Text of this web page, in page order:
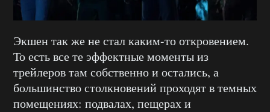
Экшен так же не стал каким-то откровением.
То есть все те эффектные моменты из
трейлеров там собственно и остались, а
большинство столкновений проходят в темных
помещениях: подвалах, пещерах и